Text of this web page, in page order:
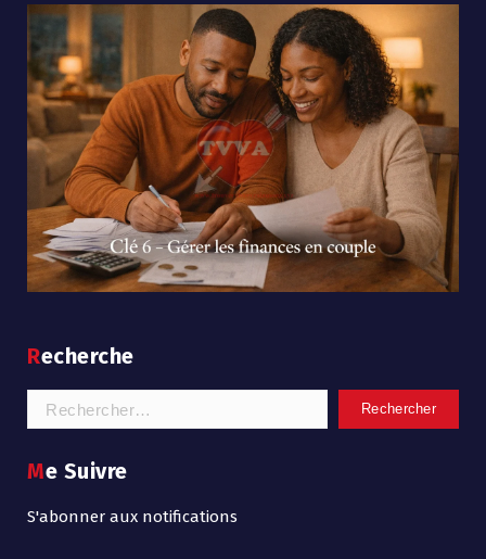
Recherche
Rechercher :
Me Suivre
S'abonner aux notifications